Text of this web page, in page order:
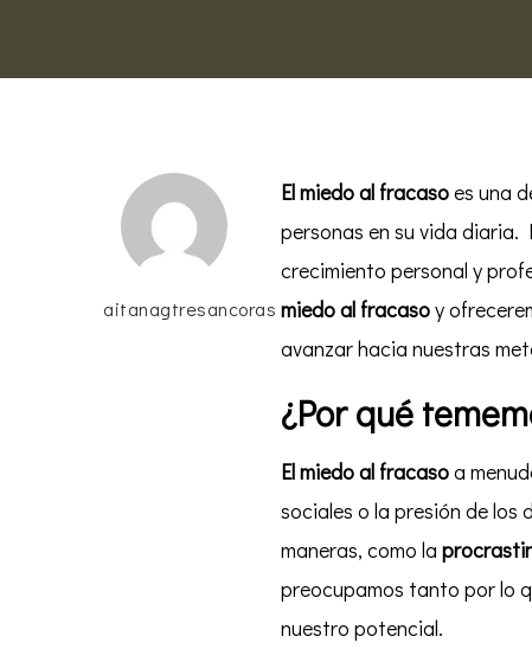
aitanagtresancoras
El miedo al fracasoes una
personas en su vida diaria.
crecimiento personal y
miedo al fracasoy
avanzar hacia nuestras
¿Por qué
El miedo al fracasoa
sociales o la presión de los
maneras, como la
preocupamos tanto por lo
nuestro potencial.